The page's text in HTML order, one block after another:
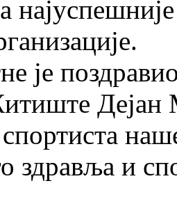
је
Дејан
здравља и